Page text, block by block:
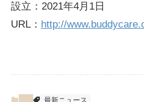
設立：2021年4月1日
URL： http://